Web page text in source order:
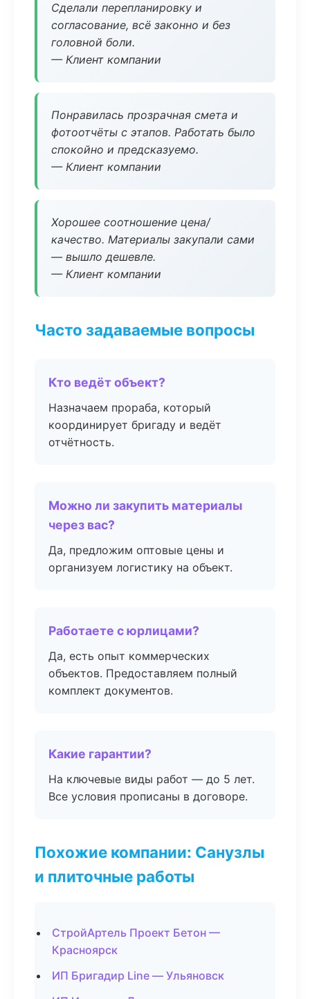
Сделали перепланировку и
согласование, всё законно и без
головной боли.
— Клиент компании
Понравилась прозрачная смета и
фотоотчёты с этапов. Работать было
спокойно и предсказуемо.
— Клиент компании
Хорошее соотношение цена/
качество. Материалы закупали сами
— вышло дешевле.
— Клиент компании
Часто задаваемые вопросы
Кто ведёт объект?
Назначаем прораба, который
координирует бригаду и ведёт
отчётность.
Можно ли закупить материалы
через вас?
Да, предложим оптовые цены и
организуем логистику на объект.
Работаете с юрлицами?
Да, есть опыт коммерческих
объектов. Предоставляем полный
комплект документов.
Какие гарантии?
На ключевые виды работ — до 5 лет.
Все условия прописаны в договоре.
Похожие компании: Санузлы
и плиточные работы
СтройАртель Проект Бетон —
Красноярск
ИП Бригадир Line — Ульяновск